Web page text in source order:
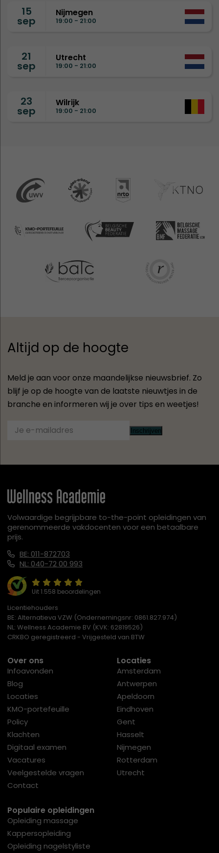
15
sep
Nijmegen
19:00 - 21:00
21
sep
Utrecht
19:00 - 21:00
23
sep
Wilrijk
19:00 - 21:00
Altijd op de hoogte
Meld je aan voor onze maandelijkse nieuwsbrief. Zo
blijf je op de hoogte van de laatste nieuwtjes in de
branche en informeren wij je over tips en weetjes!
Inschrijven
Volwaardige begrijpbare to-the-point opleidingen van
gerenommeerde vakdocenten voor een betaalbare
prijs.
BE: 011-872703
NL: 040-72 00 993
Uit 1.558 beoordelingen
Licentiehouders
BE: Alternatieva VZW (Ondernemingsnr: 0861.827.974)
NL: Wellness Academie BV (KVK: 62819526)
CRKBO geregistreerd - Vrijgesteld van BTW
Over ons
Infoavonden
Blog
Locaties
KMO-portefeuille
Policy
Klachten
Digitaal examen
Vacatures
Veelgestelde vragen
Contact
Locaties
Amsterdam
Antwerpen
Apeldoorn
Eindhoven
Gent
Hasselt
Nijmegen
Rotterdam
Utrecht
Populaire opleidingen
Opleiding massage
Kappersopleiding
Opleiding nagelstyliste